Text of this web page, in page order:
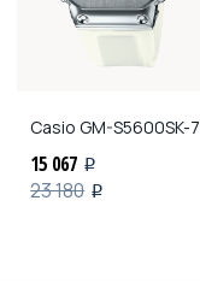
Casio GM-S5600SK-7
15 067 i
23 180 i